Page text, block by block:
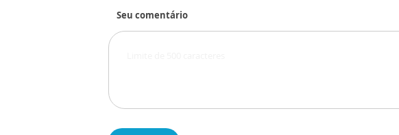
Seu comentário